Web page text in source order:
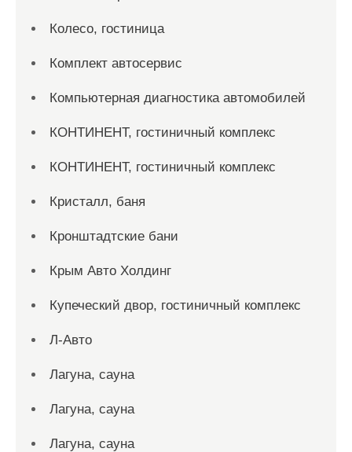
Колесо, гостиница
Комплект автосервис
Компьютерная диагностика автомобилей
КОНТИНЕНТ, гостиничный комплекс
КОНТИНЕНТ, гостиничный комплекс
Кристалл, баня
Кронштадтские бани
Крым Авто Холдинг
Купеческий двор, гостиничный комплекс
Л-Авто
Лагуна, сауна
Лагуна, сауна
Лагуна, сауна